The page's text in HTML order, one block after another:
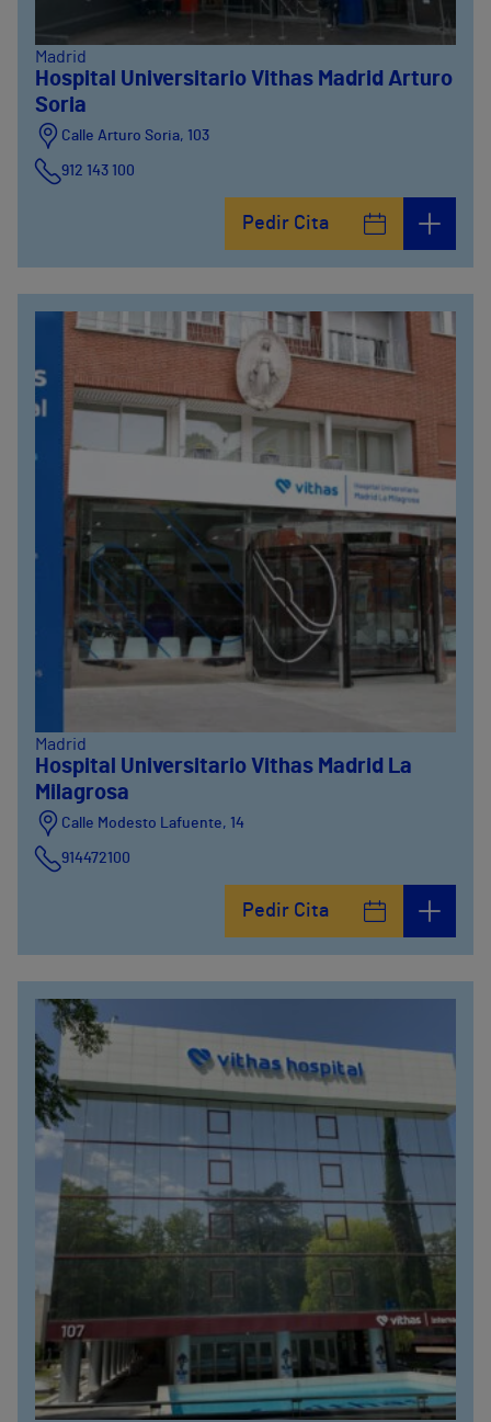
Madrid
Hospital Universitario Vithas Madrid Arturo
Soria
Calle Arturo Soria, 103
912 143 100
912 143 100
Pedir Cita
Madrid
Hospital Universitario Vithas Madrid La
Milagrosa
Calle Modesto Lafuente, 14
914472100
Pedir Cita